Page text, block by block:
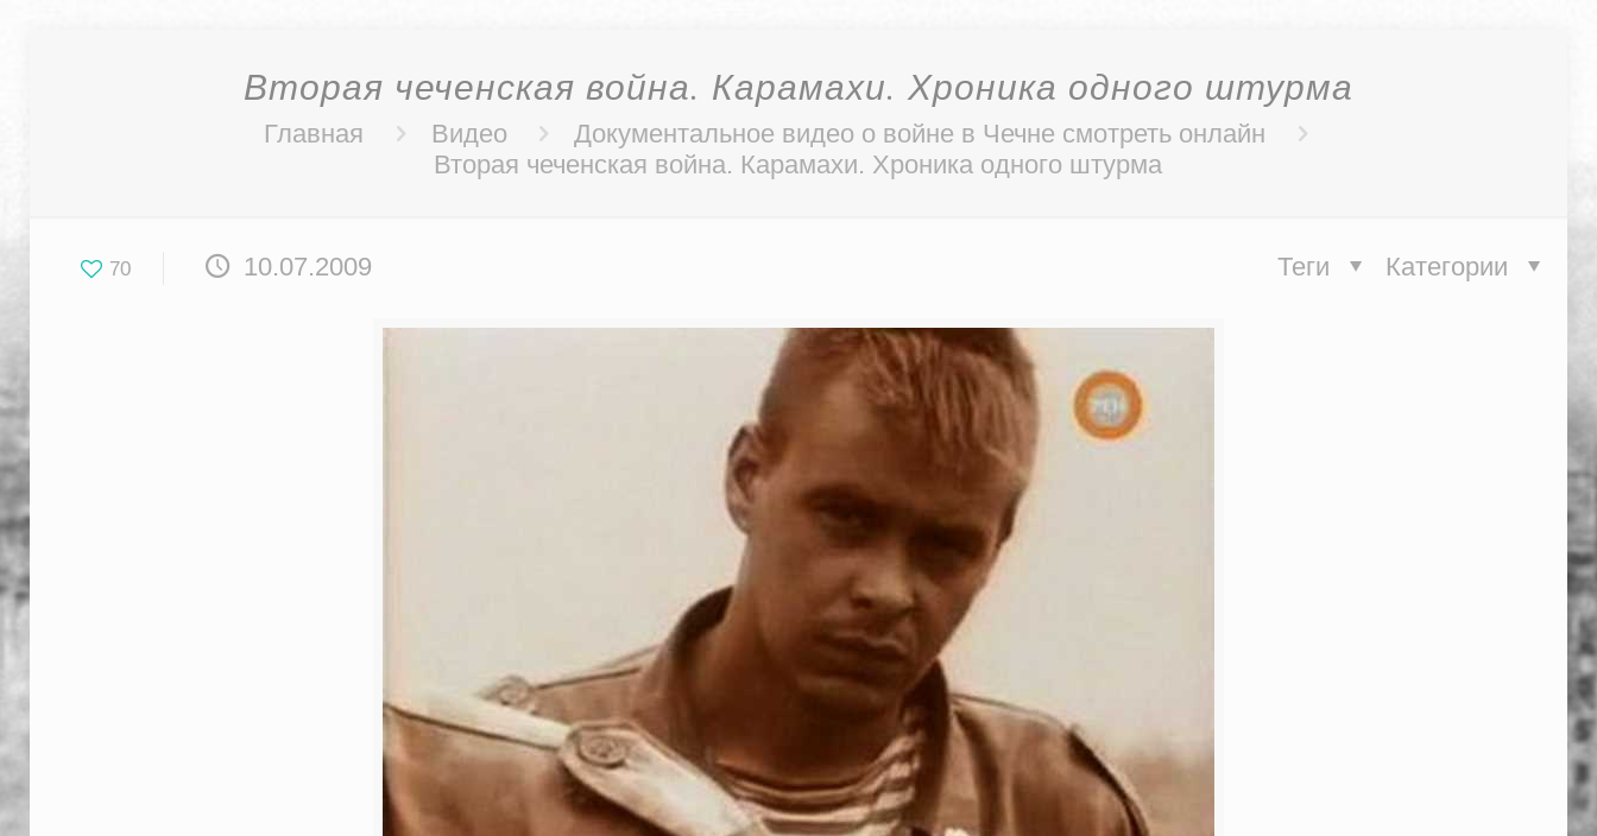
Вторая чеченская война. Карамахи. Хроника одного штурма
Главная Видео
Документальное видео о войне в Чечне смотреть онлайн
Вторая чеченская война. Карамахи. Хроника одного штурма
70 10.07.2009 Категории
Теги